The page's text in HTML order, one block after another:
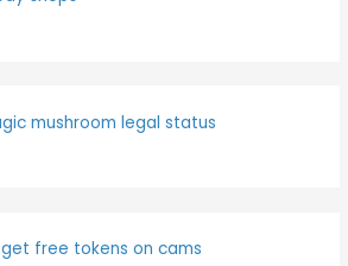
mushroom legal status
free tokens on cams